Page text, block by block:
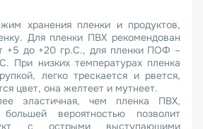
хранения пленки и продуктов,
Для пленки ПВХ рекомендован
+5 до +20 гр.С., для пленки ПОФ –
При низких температурах пленка
легко трескается и рвется,
цвет, она желтеет и мутнеет.
эластичная, чем пленка ПВХ,
вероятностью позволит
с острыми выступающими